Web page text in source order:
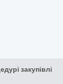
закупівлі